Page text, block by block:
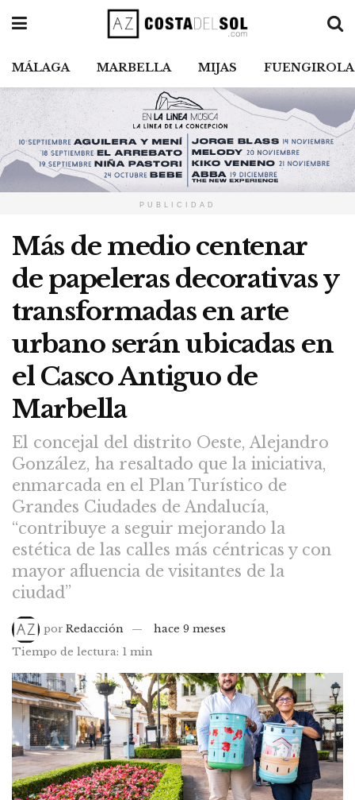
MÁLAGA MARBELLA MIJAS FUENGIROLA
PUBLICIDAD
Más de medio centenar
de papeleras decorativas y
transformadas en arte
urbano serán ubicadas en
el Casco Antiguo de
Marbella
El concejal del distrito Oeste, Alejandro
González, ha resaltado que la iniciativa,
enmarcada en el Plan Turístico de
Grandes Ciudades de Andalucía,
“contribuye a seguir mejorando la
estética de las calles más céntricas y con
mayor afluencia de visitantes de la
ciudad”
por Redacción
hace 9 meses
Tiempo de lectura: 1 min